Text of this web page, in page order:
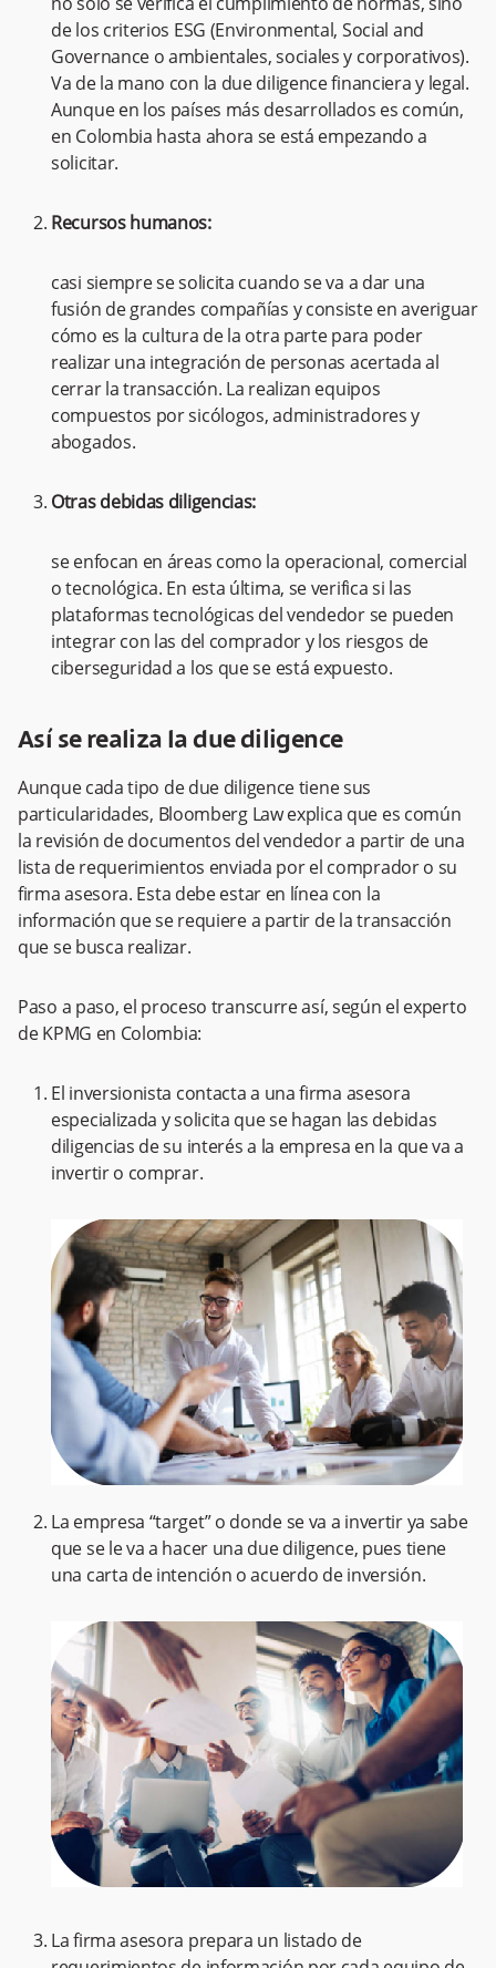
de los criterios ESG (Environmental, Social and
Governance o ambientales, sociales y corporativos).
Va de la mano con la due diligence financiera y legal.
Aunque en los países más desarrollados es común,
en Colombia hasta ahora se está empezando a
solicitar.
Recursos humanos:
casi siempre se solicita cuando se va a dar una
fusión de grandes compañías y consiste en averiguar
cómo es la cultura de la otra parte para poder
realizar una integración de personas acertada al
cerrar la transacción. La realizan equipos
compuestos por sicólogos, administradores y
abogados.
Otras debidas diligencias:
se enfocan en áreas como la operacional, comercial
o tecnológica. En esta última, se verifica si las
plataformas tecnológicas del vendedor se pueden
integrar con las del comprador y los riesgos de
ciberseguridad a los que se está expuesto.
Así se realiza la due diligence
Aunque cada tipo de due diligence tiene sus
particularidades, Bloomberg Law explica que es común
la revisión de documentos del vendedor a partir de una
lista de requerimientos enviada por el comprador o su
firma asesora. Esta debe estar en línea con la
información que se requiere a partir de la transacción
que se busca realizar.
Paso a paso, el proceso transcurre así, según el experto
de KPMG en Colombia:
El inversionista contacta a una firma asesora
especializada y solicita que se hagan las debidas
diligencias de su interés a la empresa en la que va a
invertir o comprar.
La empresa “target” o donde se va a invertir ya sabe
que se le va a hacer una due diligence, pues tiene
una carta de intención o acuerdo de inversión.
La firma asesora prepara un listado de